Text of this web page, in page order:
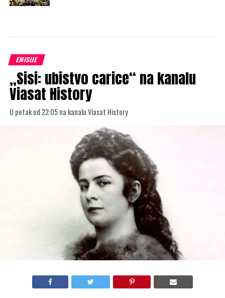
EMISIJE
„Sisi: ubistvo carice“ na kanalu
Viasat History
U petak od 22:05 na kanalu Viasat History